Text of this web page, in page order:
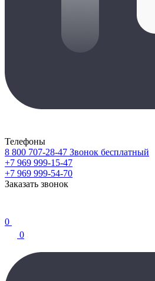
Телефоны
8 800 707-28-47 Звонок бесплатный
+7 969 999-15-47
+7 969 999-54-70
Заказать звонок
0
0